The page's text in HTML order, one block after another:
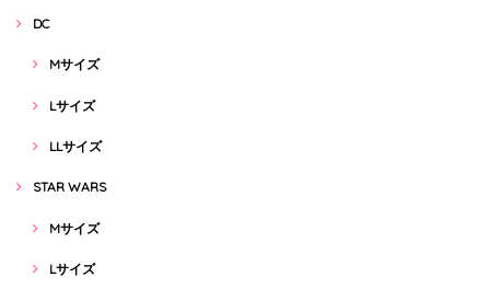
DC
Mサイズ
Lサイズ
LLサイズ
STAR WARS
Mサイズ
Lサイズ